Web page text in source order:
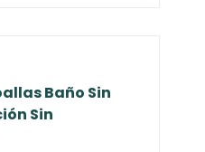
Baño Sin
Sin